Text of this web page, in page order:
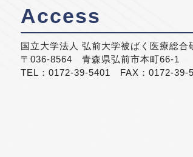
Access
国立大学法人 弘前大学被ばく医療総合
〒036-8564 青森県弘前市本町66-1
TEL：0172-39-5401 FAX：0172-39-